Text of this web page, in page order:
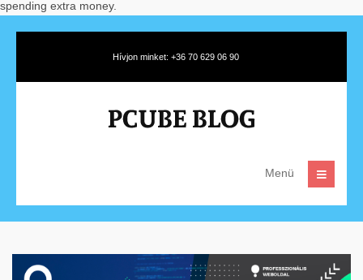
spending extra money.
Hívjon minket: +36 70 629 06 90
Menü